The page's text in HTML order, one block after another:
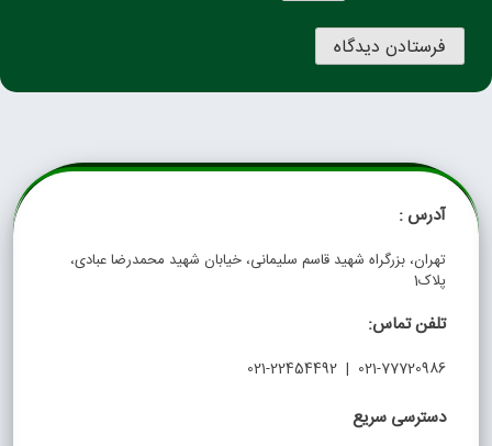
آدرس :
تهران، بزرگراه شهید قاسم سلیمانی، خیابان شهید محمدرضا عبادی،
پلاک1
تلفن تماس:
021-77720986 | 021-22454492
دسترسی سریع